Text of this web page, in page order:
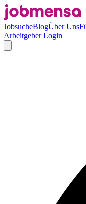
JobsucheBlogÜber Uns
Arbeitgeber Login